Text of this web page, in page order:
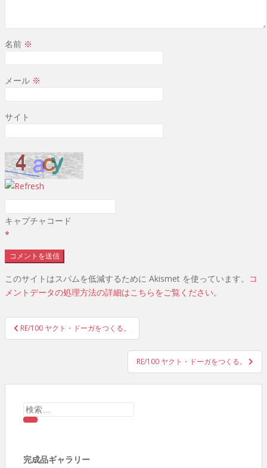
名前 ※
メール ※
サイト
キャプチャコード
*
このサイトはスパムを低減するために Akismet を使っています。
コ
メントデータの処理方法の詳細はこちらをご覧ください。
投 RE/100 ヤクト・ドーガをつくる。
RE/100 ヤクト・ドーガをつくる。
検
索:
完成品ギャラリー